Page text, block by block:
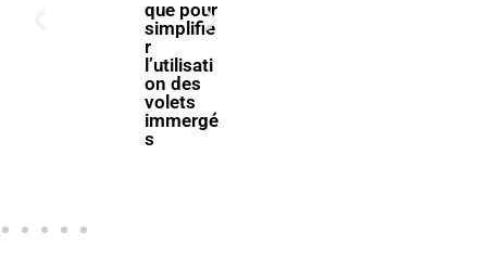
que pour
simplifie
r
l’utilisati
on des
volets
immergé
s